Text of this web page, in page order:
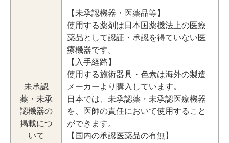
未承認
薬・未承
認機器の
掲載につ
いて
【未承認機器・医薬品等】
使用する薬剤は日本国薬機法上の医療
薬品として認証・承認を得ていない医
療機器です。
【入手経路】
使用する施術器具・色素は海外の製造
メーカーより購入しています。
日本では、未承認薬・未承認医療機器
を、医師の責任において使用すること
ができます。
【国内の承認医薬品の有無】